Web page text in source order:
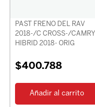
PAST FRENO DEL RAV
2018-/C CROSS-/CAMRY
HIBRID 2018- ORIG
$400.788
Añadir al carrito